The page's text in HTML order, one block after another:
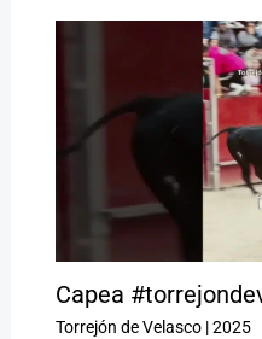
Capea
Torrejón de Velasco|2025